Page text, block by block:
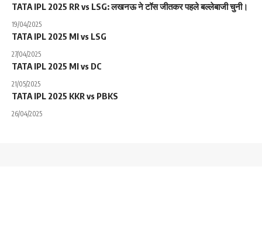
TATA IPL 2025 RR vs LSG: लखनऊ ने टॉस जीतकर पहले बल्लेबाजी चुनी।
19/04/2025
TATA IPL 2025 MI vs LSG
27/04/2025
TATA IPL 2025 MI vs DC
21/05/2025
TATA IPL 2025 KKR vs PBKS
26/04/2025